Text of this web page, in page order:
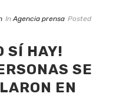
In Agencia prensa Posted
SÍ HAY!
SE
EN